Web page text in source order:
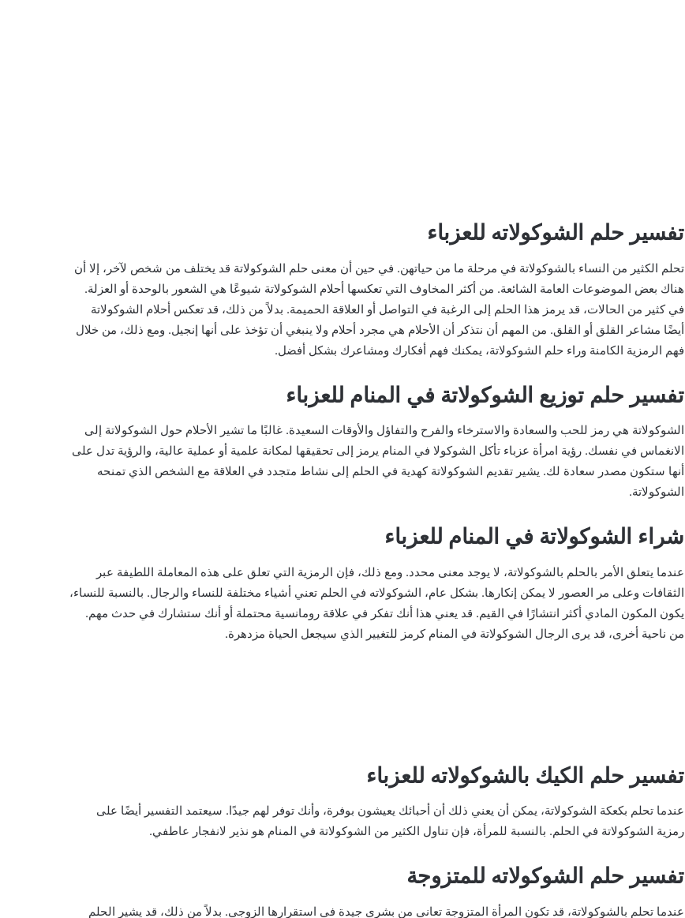
تفسير حلم الشوكولاته للعزباء
تحلم الكثير من النساء بالشوكولاتة في مرحلة ما من حياتهن. في حين أن معنى حلم الشوكولاتة قد يختلف من شخص لآخر، إلا أن
هناك بعض الموضوعات العامة الشائعة. من أكثر المخاوف التي تعكسها أحلام الشوكولاتة شيوعًا هي الشعور بالوحدة أو العزلة.
في كثير من الحالات، قد يرمز هذا الحلم إلى الرغبة في التواصل أو العلاقة الحميمة. بدلاً من ذلك، قد تعكس أحلام الشوكولاتة
أيضًا مشاعر القلق أو القلق. من المهم أن نتذكر أن الأحلام هي مجرد أحلام ولا ينبغي أن تؤخذ على أنها إنجيل. ومع ذلك، من خلال
فهم الرمزية الكامنة وراء حلم الشوكولاتة، يمكنك فهم أفكارك ومشاعرك بشكل أفضل.
تفسير حلم توزيع الشوكولاتة في المنام للعزباء
الشوكولاتة هي رمز للحب والسعادة والاسترخاء والفرح والتفاؤل والأوقات السعيدة. غالبًا ما تشير الأحلام حول الشوكولاتة إلى
الانغماس في نفسك. رؤية امرأة عزباء تأكل الشوكولا في المنام يرمز إلى تحقيقها لمكانة علمية أو عملية عالية، والرؤية تدل على
أنها ستكون مصدر سعادة لك. يشير تقديم الشوكولاتة كهدية في الحلم إلى نشاط متجدد في العلاقة مع الشخص الذي تمنحه
الشوكولاتة.
شراء الشوكولاتة في المنام للعزباء
عندما يتعلق الأمر بالحلم بالشوكولاتة، لا يوجد معنى محدد. ومع ذلك، فإن الرمزية التي تعلق على هذه المعاملة اللطيفة عبر
الثقافات وعلى مر العصور لا يمكن إنكارها. بشكل عام، الشوكولاته في الحلم تعني أشياء مختلفة للنساء والرجال. بالنسبة للنساء،
يكون المكون المادي أكثر انتشارًا في القيم. قد يعني هذا أنك تفكر في علاقة رومانسية محتملة أو أنك ستشارك في حدث مهم.
من ناحية أخرى، قد يرى الرجال الشوكولاتة في المنام كرمز للتغيير الذي سيجعل الحياة مزدهرة.
تفسير حلم الكيك بالشوكولاته للعزباء
عندما تحلم بكعكة الشوكولاتة، يمكن أن يعني ذلك أن أحبائك يعيشون بوفرة، وأنك توفر لهم جيدًا. سيعتمد التفسير أيضًا على
رمزية الشوكولاتة في الحلم. بالنسبة للمرأة، فإن تناول الكثير من الشوكولاتة في المنام هو نذير لانفجار عاطفي.
تفسير حلم الشوكولاته للمتزوجة
عندما تحلم بالشوكولاتة، قد تكون المرأة المتزوجة تعاني من بشرى جيدة في استقرارها الزوجي. بدلاً من ذلك، قد يشير الحلم